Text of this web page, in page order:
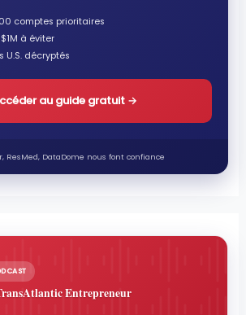
comptes prioritaires
à éviter
U.S. décryptés
au guide gratuit →
ResMed, DataDome nous font confiance
Entrepreneur